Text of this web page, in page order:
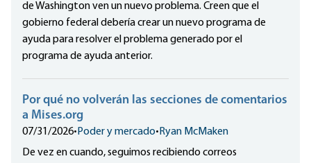
de Washington ven un nuevo problema. Creen que el
gobierno federal debería crear un nuevo programa de
ayuda para resolver el problema generado por el
programa de ayuda anterior.
Por qué no volverán las secciones de comentarios
a Mises.org
07/31/2026• Poder y mercado• Ryan McMaken
De vez en cuando, seguimos recibiendo correos